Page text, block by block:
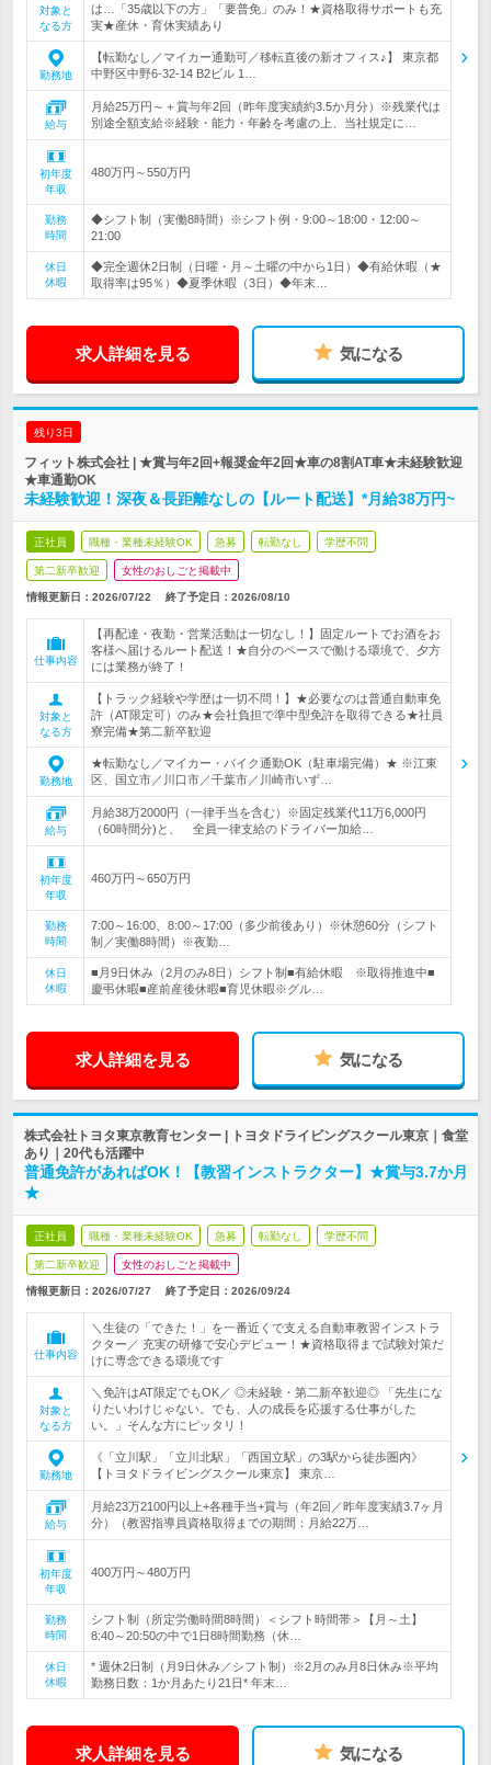
対象と
なる方
は…「35歳以下の方」「要普免」のみ！★資格取得サポートも充
実★産休・育休実績あり
勤務地
【転勤なし／マイカー通勤可／移転直後の新オフィス♪】 東京都
中野区中野6-32-14 B2ビル 1…
給与
月給25万円～＋賞与年2回（昨年度実績約3.5か月分）※残業代は
別途全額支給※経験・能力・年齢を考慮の上、当社規定に…
初年度
年収
480万円～550万円
勤務
時間
◆シフト制（実働8時間）※シフト例・9:00～18:00・12:00～
21:00
休日
休暇
◆完全週休2日制（日曜・月～土曜の中から1日）◆有給休暇（★
取得率は95％）◆夏季休暇（3日）◆年末…
求人詳細を見る 気になる
残り3日
フィット株式会社 | ★賞与年2回+報奨金年2回★車の8割AT車★未経験歓迎
★車通勤OK
未経験歓迎！深夜＆長距離なしの【ルート配送】*月給38万円~
正社員 職種・業種未経験OK 急募 転勤なし 学歴不問
第二新卒歓迎 女性のおしごと掲載中
情報更新日：2026/07/22 終了予定日： 2026/08/10
仕事内容
【再配達・夜勤・営業活動は一切なし！】固定ルートでお酒をお
客様へ届けるルート配送！★自分のペースで働ける環境で、夕方
には業務が終了！
対象と
なる方
【トラック経験や学歴は一切不問！】★必要なのは普通自動車免
許（AT限定可）のみ★会社負担で準中型免許を取得できる★社員
寮完備★第二新卒歓迎
勤務地
★転勤なし／マイカー・バイク通勤OK（駐車場完備）★ ※江東
区、国立市／川口市／千葉市／川崎市いず…
給与
月給38万2000円（一律手当を含む）※固定残業代11万6,000円
（60時間分)と、 全員一律支給のドライバー加給…
初年度
年収
460万円～650万円
勤務
時間
7:00～16:00、8:00～17:00（多少前後あり）※休憩60分（シフト
制／実働8時間）※夜勤…
休日
休暇
■月9日休み（2月のみ8日）シフト制■有給休暇 ※取得推進中■
慶弔休暇■産前産後休暇■育児休暇※グル…
求人詳細を見る 気になる
株式会社トヨタ東京教育センター | トヨタドライビングスクール東京｜食堂
あり｜20代も活躍中
普通免許があればOK！【教習インストラクター】★賞与3.7か月
★
正社員 職種・業種未経験OK 急募 転勤なし 学歴不問
第二新卒歓迎 女性のおしごと掲載中
情報更新日：2026/07/27 終了予定日： 2026/09/24
仕事内容
＼生徒の「できた！」を一番近くで支える自動車教習インストラ
クター／ 充実の研修で安心デビュー！★資格取得まで試験対策だ
けに専念できる環境です
対象と
なる方
＼免許はAT限定でもOK／ ◎未経験・第二新卒歓迎◎ 「先生にな
りたいわけじゃない。でも、人の成長を応援する仕事がした
い。」そんな方にピッタリ！
勤務地
《「立川駅」「立川北駅」「西国立駅」の3駅から徒歩圏内》
【トヨタドライビングスクール東京】 東京…
給与
月給23万2100円以上+各種手当+賞与（年2回／昨年度実績3.7ヶ月
分）（教習指導員資格取得までの期間：月給22万…
初年度
年収
400万円～480万円
勤務
時間
シフト制（所定労働時間8時間）＜シフト時間帯＞【月～土】
8:40～20:50の中で1日8時間勤務（休…
休日
休暇
* 週休2日制（月9日休み／シフト制）※2月のみ月8日休み※平均
勤務日数：1か月あたり21日* 年末…
求人詳細を見る 気になる